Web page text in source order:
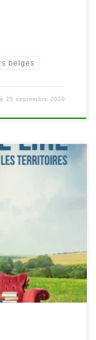
belges
25 septembre 2020
Arts
Il se déroule